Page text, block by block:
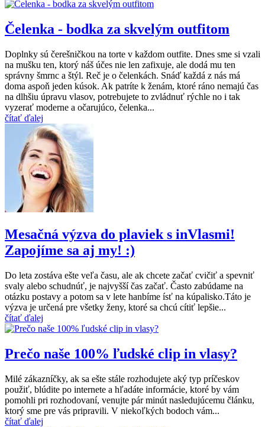
Čelenka - bodka za skvelým outfitom
Doplnky sú čerešničkou na torte v každom outfite. Dnes sme si vzali
na mušku ten, ktorý náš účes nie len zafixuje, ale dodá mu ten
správny šmrnc a štýl. Reč je o čelenkách. Snáď každá z nás má
doma aspoň jeden kúsok. Ak patríte k ženám, ktoré ráno nemajú čas
na dlhšiu úpravu vlasov, potrebujete to zvládnuť rýchle no i tak
vyzerať moderne a očarujúco, čelenka...
čítať ďalej
Mesačná výzva do plaviek s inVlasmi!
Zapojíme sa aj my! :)
Do leta zostáva ešte veľa času, ale ak chcete začať cvičiť a spevniť
svaly alebo schudnúť, je najvyšší čas začať. Často zabúdame na
otázku postavy a potom sa v lete hanbíme ísť na kúpalisko.Táto je
výzva je určená pre všetky ženy, ktoré sa chcú cítiť lepšie...
čítať ďalej
Prečo naše 100% ľudské clip in vlasy?
Milé zákazníčky, ak sa ešte stále rozhodujete aký typ príčeskov
použiť, blúdite po internete a hľadáte informácie, ktoré by vám
pomohli pri rozhodovaní, venujte pár minút nasledujúcemu článku,
ktorý sme pre vás pripravili. V niekoľkých bodoch vám...
čítať ďalej